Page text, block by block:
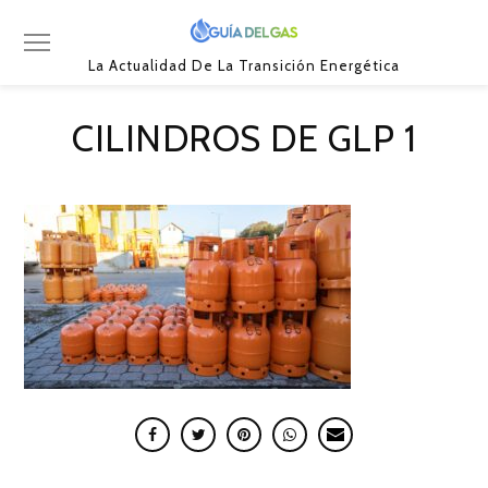
La Actualidad De La Transición Energética
CILINDROS DE GLP 1